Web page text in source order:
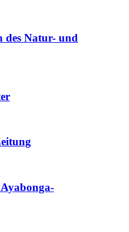
des Natur- und